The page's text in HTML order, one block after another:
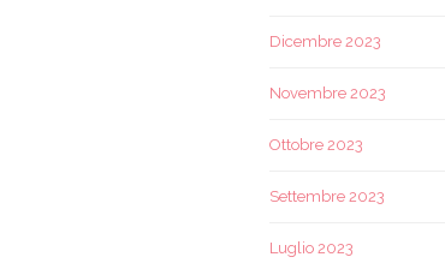
Dicembre 2023
Novembre 2023
Ottobre 2023
Settembre 2023
Luglio 2023